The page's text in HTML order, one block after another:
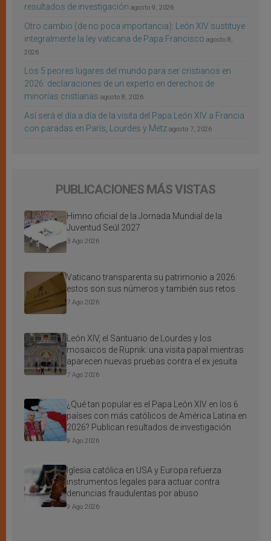
resultados de investigación agosto 9, 2026
Otro cambio (de no poca importancia): León XIV sustituye
integralmente la ley vaticana de Papa Francisco agosto 8,
2026
Los 5 peores lugares del mundo para ser cristianos en
2026: declaraciones de un experto en derechos de
minorías cristianas agosto 8, 2026
Así será el día a día de la visita del Papa León XIV a Francia
con paradas en París, Lourdes y Metz agosto 7, 2026
PUBLICACIONES MÁS VISTAS
Himno oficial de la Jornada Mundial de la
Juventud Seúl 2027
3 Ago 2026
Vaticano transparenta su patrimonio a 2026:
estos son sus números y también sus retos
7 Ago 2026
León XIV, el Santuario de Lourdes y los
mosaicos de Rupnik: una visita papal mientras
aparecen nuevas pruebas contra el ex jesuita
7 Ago 2026
¿Qué tan popular es el Papa León XIV en los 6
países con más católicos de América Latina en
2026? Publican resultados de investigación
9 Ago 2026
Iglesia católica en USA y Europa refuerza
instrumentos legales para actuar contra
denuncias fraudulentas por abuso
9 Ago 2026